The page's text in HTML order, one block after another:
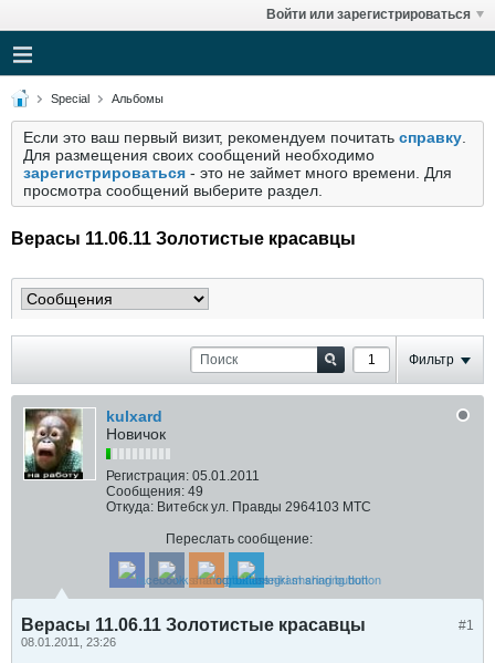
Войти или зарегистрироваться
Special Альбомы
Если это ваш первый визит, рекомендуем почитать справку
Для размещения своих сообщений необходимо
зарегистрироваться - это не займет много времени. Для
просмотра сообщений выберите раздел.
Верасы 11.06.11 Золотистые красавцы
Фильтр
kulxard
Новичок
Регистрация: 05.01.2011
Сообщения: 49
Откуда: Витебск ул. Правды 2964103 МТС
Переслать сообщение:
#1
Верасы 11.06.11 Золотистые красавцы
08.01.2011, 23:26